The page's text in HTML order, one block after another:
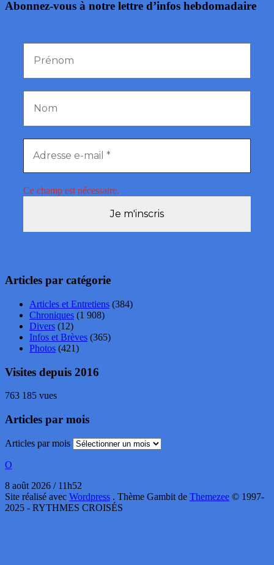
Abonnez-vous à notre lettre d’infos hebdomadaire
Ce champ est nécessaire.
Articles par catégorie
Articles et Entretiens (384)
Chroniques (1 908)
Divers (12)
Infos et Brèves (365)
Photos (421)
Visites depuis 2016
763 185 vues
Articles par mois
Articles par mois
O
8 août 2026 / 11h52
Site réalisé avec Wordpress . Thème Gambit de Themezee © 1997-
2025 - RYTHMES CROISÉS